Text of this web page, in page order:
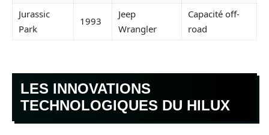
Jurassic
Park
1993
Jeep
Wrangler
Capacité off-
road
LES INNOVATIONS
TECHNOLOGIQUES DU HILUX